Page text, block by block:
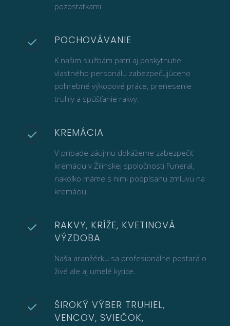
pozostatkami.
POCHOVÁVANIE
K našim službám patrí aj poskytnutie
vlastného personálu zabezpečujùceho
pohrebné výkopové práce, prenesenie
truhly a spúšťanie rakvy.
KREMÁCIA
V prípade záujmu dokážeme zabezpečiť
kremáciu v Žilinskej spoločnosti Funeral,
nakoľko máme s nimi podpísanu zmluvu na
kremáciu.
RAKVY, KRÍŽE, KVETINOVÁ
VÝZDOBA
Naša aranžérku sa profesionálne postará o
živé ale aj umelé kytice.
ŠIROKÝ VÝBER TRUHIEL,
VENCOV, SVIEČOK,